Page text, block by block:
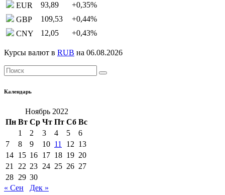
EUR
93,89 +0,35%
GBP
109,53 +0,44%
CNY
12,05 +0,43%
Курсы валют в RUB на 06.08.2026
Календарь
Ноябрь 2022
Пн Вт Ср Чт Пт Сб Вс
1
2 3 4 5
6
7
8 9 10 11 12 13
14 15 16 17 18 19 20
21
22 23 24 25 26 27
28 29 30
« Сен
Дек »